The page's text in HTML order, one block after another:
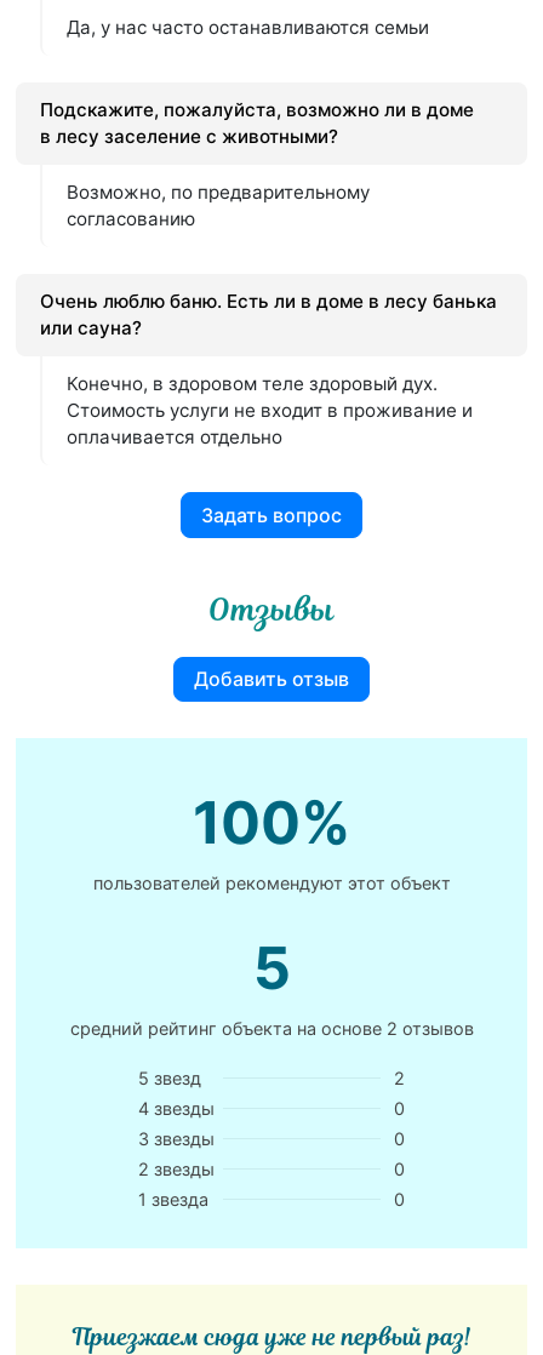
Да, у нас часто останавливаются семьи
Подскажите, пожалуйста, возможно ли в доме
в лесу заселение с животными?
Возможно, по предварительному
согласованию
Очень люблю баню. Есть ли в доме в лесу банька
или сауна?
Конечно, в здоровом теле здоровый дух.
Стоимость услуги не входит в проживание и
оплачивается отдельно
Задать вопрос
Отзывы
Добавить отзыв
100%
пользователей рекомендуют этот объект
5
средний рейтинг объекта на основе 2 отзывов
5 звезд
2
4 звезды
0
3 звезды
0
2 звезды
0
1 звезда
0
Приезжаем сюда уже не первый раз!